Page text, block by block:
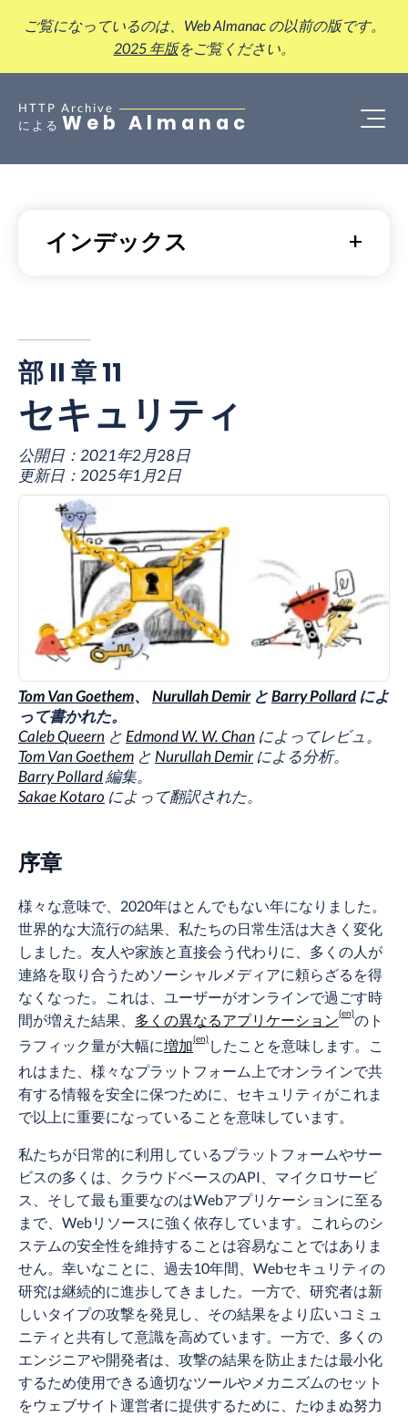
ご覧になっているのは、Web Almanac の以前の版です。
2025 年版をご覧ください。
HTTP Archive
による Web Almanac
インデックス
部 II 章 11
セキュリティ
公開日： 2021年2月28日
更新日： 2025年1月2日
Tom Van Goethem、 Nurullah DemirとBarry Pollard によ
って書かれた。
Caleb Queern と Edmond W. W. Chan によってレビュ。
Tom Van Goethem と Nurullah Demir による分析。
Barry Pollard編集。
Sakae Kotaro によって翻訳された。
序章
様々な意味で、2020年はとんでもない年になりました。
世界的な大流行の結果、私たちの日常生活は大きく変化
しました。友人や家族と直接会う代わりに、多くの人が
連絡を取り合うためソーシャルメディアに頼らざるを得
なくなった。これは、ユーザーがオンラインで過ごす時
間が増えた結果、 多くの異なるアプリケーション
のト
ラフィック量が大幅に増加
したことを意味します。こ
れはまた、様々なプラットフォーム上でオンラインで共
有する情報を安全に保つために、セキュリティがこれま
で以上に重要になっていることを意味しています。
私たちが日常的に利用しているプラットフォームやサー
ビスの多くは、クラウドベースのAPI、マイクロサービ
ス、そして最も重要なのはWebアプリケーションに至る
まで、Webリソースに強く依存しています。これらのシ
ステムの安全性を維持することは容易なことではありま
せん。幸いなことに、過去10年間、Webセキュリティの
研究は継続的に進歩してきました。一方で、研究者は新
しいタイプの攻撃を発見し、その結果をより広いコミュ
ニティと共有して意識を高めています。一方で、多くの
エンジニアや開発者は、攻撃の結果を防止または最小化
するため使用できる適切なツールやメカニズムのセット
をウェブサイト運営者に提供するために、たゆまぬ努力